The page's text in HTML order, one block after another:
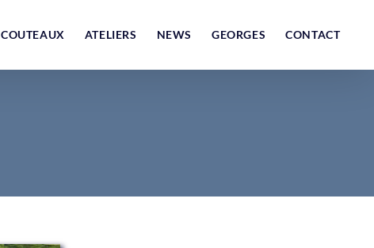
COUTEAUX ATELIERS NEWS GEORGES CONTACT